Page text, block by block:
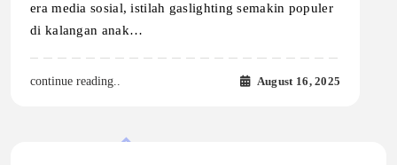
era media sosial, istilah gaslighting semakin populer
di kalangan anak…
continue reading.. August 16, 2025